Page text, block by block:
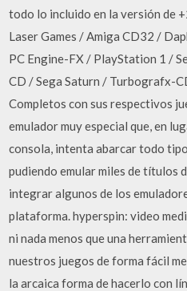
todo lo incluido en la versión de
Laser Games / Amiga CD32 /
PC Engine-FX / PlayStation 1 /
CD / Sega Saturn / Turbografx-
Completos con sus respectivos
emulador muy especial que, en
consola, intenta abarcar todo
pudiendo emular miles de títulos
integrar algunos de los
plataforma. hyperspin: video
ni nada menos que una
nuestros juegos de forma fácil
la arcaica forma de hacerlo con